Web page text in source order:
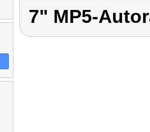
7" MP5-